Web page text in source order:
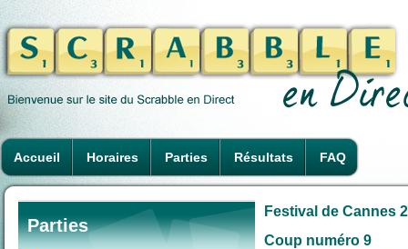
Accueil Horaires Parties Résultats FAQ
Parties
Festival de Cannes
Coup numéro 9